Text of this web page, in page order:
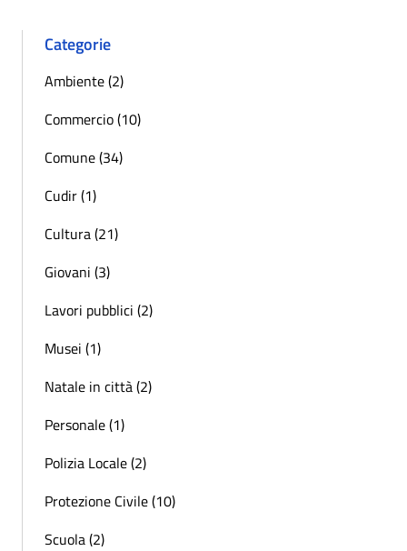
Categorie
Ambiente (2)
Commercio (10)
Comune (34)
Cudir (1)
Cultura (21)
Giovani (3)
Lavori pubblici (2)
Musei (1)
Natale in città (2)
Personale (1)
Polizia Locale (2)
Protezione Civile (10)
Scuola (2)